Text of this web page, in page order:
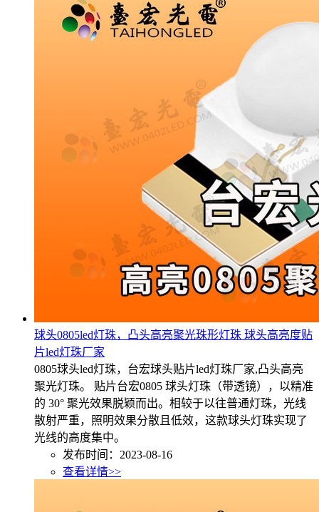
球头0805led灯珠，凸头高亮聚光珠形灯珠 球头高亮度贴
片led灯珠厂家
0805球头led灯珠，台宏球头贴片led灯珠厂家,凸头高亮
聚光灯珠。 贴片台宏0805 球头灯珠（带透镜），以精准
的 30° 聚光效果脱颖而出。相较于以往普通灯珠，光线
散射严重，照明效果分散且低效，这款球头灯珠实现了
光线的高度集中。
发布时间：2023-08-16
查看详情>>